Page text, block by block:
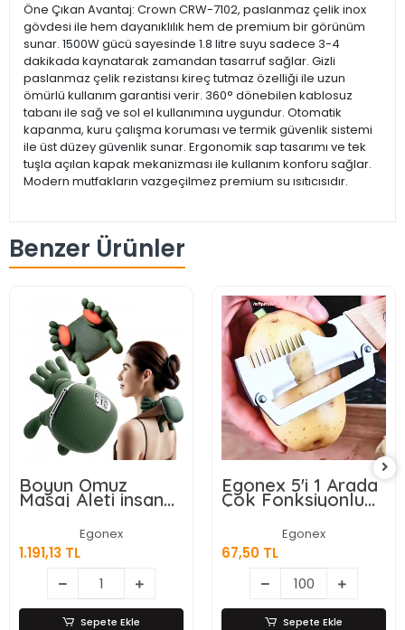
Öne Çıkan Avantaj: Crown CRW-7102, paslanmaz çelik inox
gövdesi ile hem dayanıklılık hem de premium bir görünüm
sunar. 1500W gücü sayesinde 1.8 litre suyu sadece 3-4
dakikada kaynatarak zamandan tasarruf sağlar. Gizli
paslanmaz çelik rezistansı kireç tutmaz özelliği ile uzun
ömürlü kullanım garantisi verir. 360° dönebilen kablosuz
tabanı ile sağ ve sol el kullanımına uygundur. Otomatik
kapanma, kuru çalışma koruması ve termik güvenlik sistemi
ile üst düzey güvenlik sunar. Ergonomik sap tasarımı ve tek
tuşla açılan kapak mekanizması ile kullanım konforu sağlar.
Modern mutfakların vazgeçilmez premium su ısıtıcısıdır.
Benzer Ürünler
Boyun Omuz
Masaj Aleti insan
Eli Görünümlü Kas
Masaj Aleti
Egonex
1.191,13 TL
Sepete Ekle
Egonex 5'i 1 Arada
Çok Fonksiyonlu
Meyve Sebze
Soyacağı, Jülyen
Dilimleyici ve Şişe
Açacağı – Ahşap
Saplı Paslanmaz
Çelik
Egonex
67,50 TL
Sepete Ekle